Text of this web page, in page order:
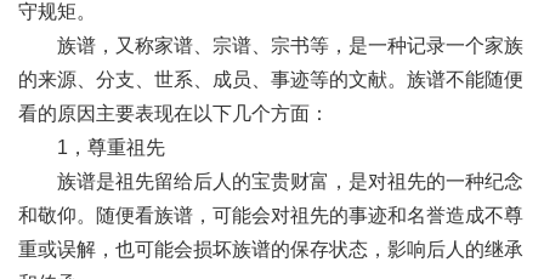
守规矩。
族谱，又称家谱、宗谱、宗书等，是一种记录一个家族
的来源、分支、世系、成员、事迹等的文献。族谱不能随便
看的原因主要表现在以下几个方面：
1，尊重祖先
族谱是祖先留给后人的宝贵财富，是对祖先的一种纪念
和敬仰。随便看族谱，可能会对祖先的事迹和名誉造成不尊
重或误解，也可能会损坏族谱的保存状态，影响后人的继承